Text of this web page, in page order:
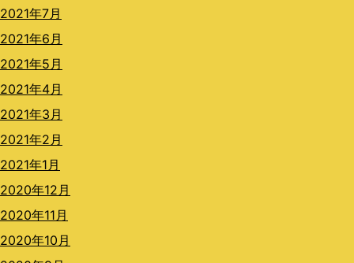
2021年7月
2021年6月
2021年5月
2021年4月
2021年3月
2021年2月
2021年1月
2020年12月
2020年11月
2020年10月